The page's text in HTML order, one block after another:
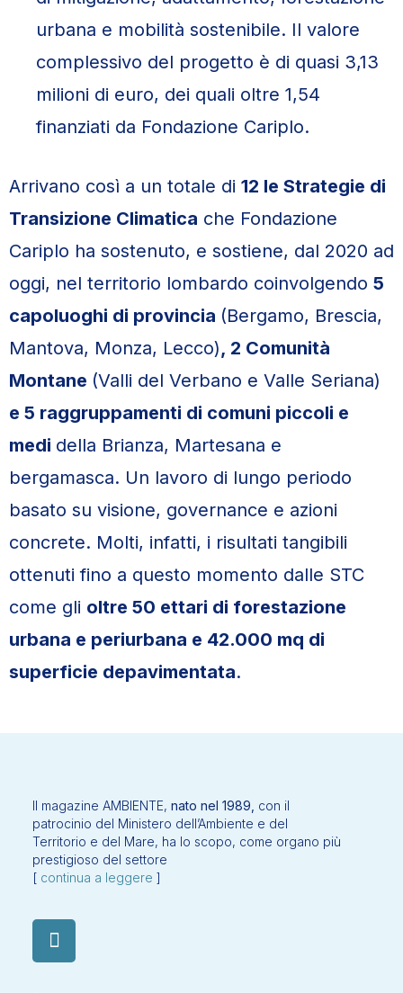
urbana e mobilità sostenibile. Il valore
complessivo del progetto è di quasi 3,13
milioni di euro, dei quali oltre 1,54
finanziati da Fondazione Cariplo.
Arrivano così a un totale di 12 le Strategie di
Transizione Climatica che Fondazione
Cariplo ha sostenuto, e sostiene, dal 2020 ad
oggi, nel territorio lombardo coinvolgendo 5
capoluoghi di provincia (Bergamo, Brescia,
Mantova, Monza, Lecco), 2 Comunità
Montane (Valli del Verbano e Valle Seriana)
e 5 raggruppamenti di comuni piccoli e
medi della Brianza, Martesana e
bergamasca. Un lavoro di lungo periodo
basato su visione, governance e azioni
concrete. Molti, infatti, i risultati tangibili
ottenuti fino a questo momento dalle STC
come gli oltre 50 ettari di forestazione
urbana e periurbana e 42.000 mq di
superficie depavimentata.
Il magazine AMBIENTE, nato nel 1989, con il
patrocinio del Ministero dell’Ambiente e del
Territorio e del Mare, ha lo scopo, come organo più
prestigioso del settore
[ continua a leggere ]